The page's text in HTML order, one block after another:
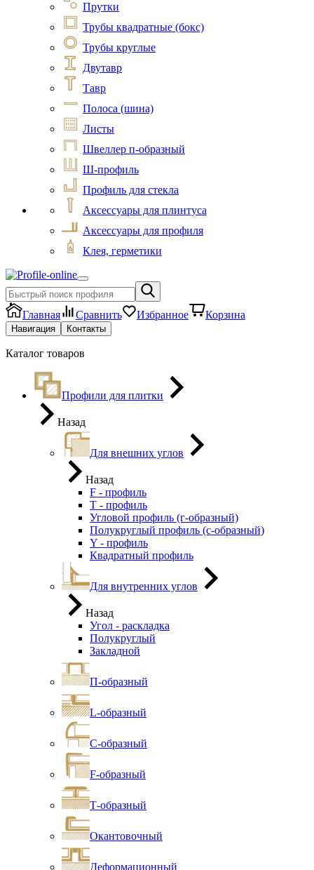
Прутки
Трубы квадратные (бокс)
Трубы круглые
Двутавр
Тавр
Полоса (шина)
Листы
Швеллер п-образный
Ш-профиль
Профиль для стекла
Аксессуары для плинтуса
Аксессуары для профиля
Клея, герметики
Главная Сравнить Избранное Корзина
Навигация Контакты
Каталог товаров
Профили для плитки
Назад
Для внешних углов
Назад
F - профиль
Т - профиль
Угловой профиль (г-образный)
Полукруглый профиль (с-образный)
Y - профиль
Квадратный профиль
Для внутренних углов
Назад
Угол - раскладка
Полукруглый
Закладной
П-образный
L-образный
С-образный
F-образный
Т-образный
Окантовочный
Деформационный